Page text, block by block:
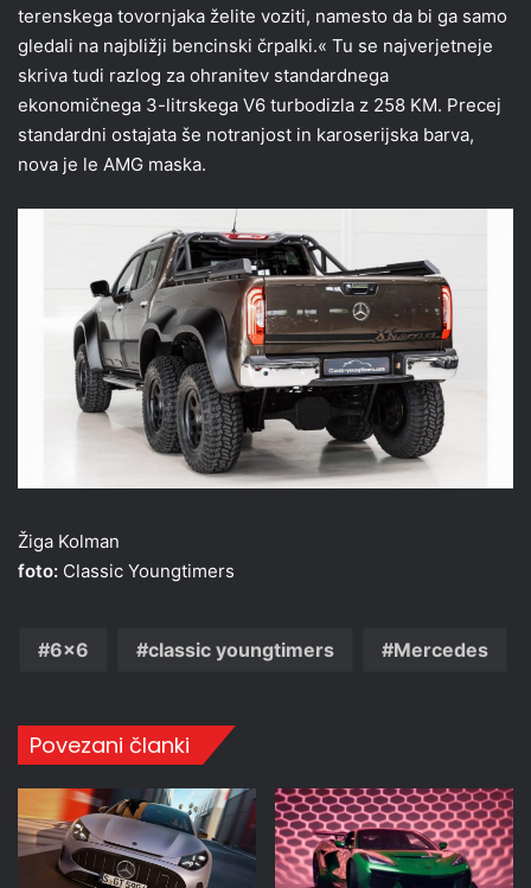
terenskega tovornjaka želite voziti, namesto da bi ga samo
gledali na najbližji bencinski črpalki.« Tu se najverjetneje
skriva tudi razlog za ohranitev standardnega
ekonomičnega 3-litrskega V6 turbodizla z 258 KM. Precej
standardni ostajata še notranjost in karoserijska barva,
nova je le AMG maska.
Žiga Kolman
foto: Classic Youngtimers
6x6 classic youngtimers Mercedes
Povezani članki